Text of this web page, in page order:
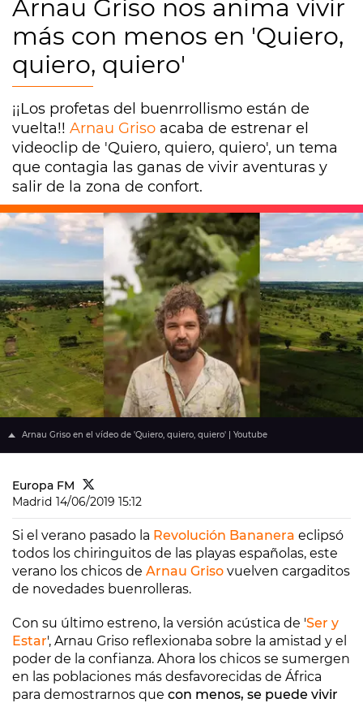
Arnau Griso nos anima vivir
más con menos en 'Quiero,
quiero, quiero'
¡¡Los profetas del buenrrollismo están de
vuelta!! Arnau Griso acaba de estrenar el
videoclip de 'Quiero, quiero, quiero', un tema
que contagia las ganas de vivir aventuras y
salir de la zona de confort.
Arnau Griso en el vídeo de 'Quiero, quiero, quiero' | Youtube
Europa FM
Madrid 14/06/2019 15:12
Si el verano pasado la Revolución Bananera eclipsó
todos los chiringuitos de las playas españolas, este
verano los chicos de Arnau Griso vuelven cargaditos
de novedades buenrolleras.
Con su último estreno, la versión acústica de 'Ser y
Estar', Arnau Griso reflexionaba sobre la amistad y el
poder de la confianza. Ahora los chicos se sumergen
en las poblaciones más desfavorecidas de África
para demostrarnos que con menos, se puede vivir